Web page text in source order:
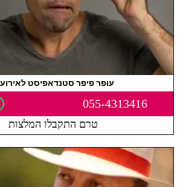
עופר פיפר סטנדאפיסט
055-4313416
טרם התקבלו המלצות